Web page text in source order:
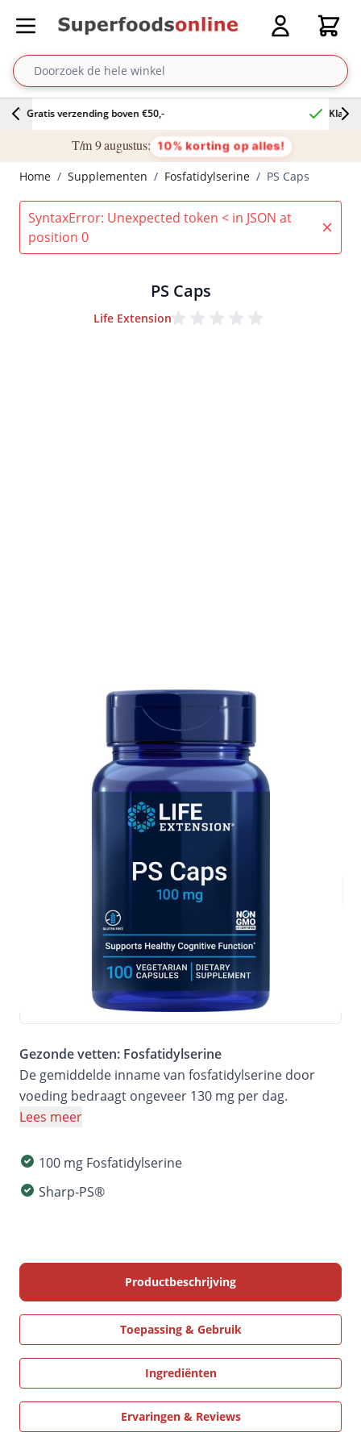
Cart
Gratis verzending boven €50,-
T/m 9 augustus: 10% korting op alles!
Home / Supplementen / Fosfatidylserine / PS Caps
SyntaxError: Unexpected token < in JSON at
position 0
PS Caps
Life Extension
100 capsules
Direct leverbaar
€ 57,95
Houdbaarheidsdatum: (THT: 01-05-2027)
Voeg nog slechts €50,00 toe voor gratis
Bij dit product ontvang je52 spaarpunten
Gezonde vetten: Fosfatidylserine
De gemiddelde inname van fosfatidylserine door
voeding bedraagt ongeveer 130 mg per dag.
Lees meer
100 mg Fosfatidylserine
Sharp-PS®
Productbeschrijving
Toepassing & Gebruik
Ingrediënten
Ervaringen & Reviews